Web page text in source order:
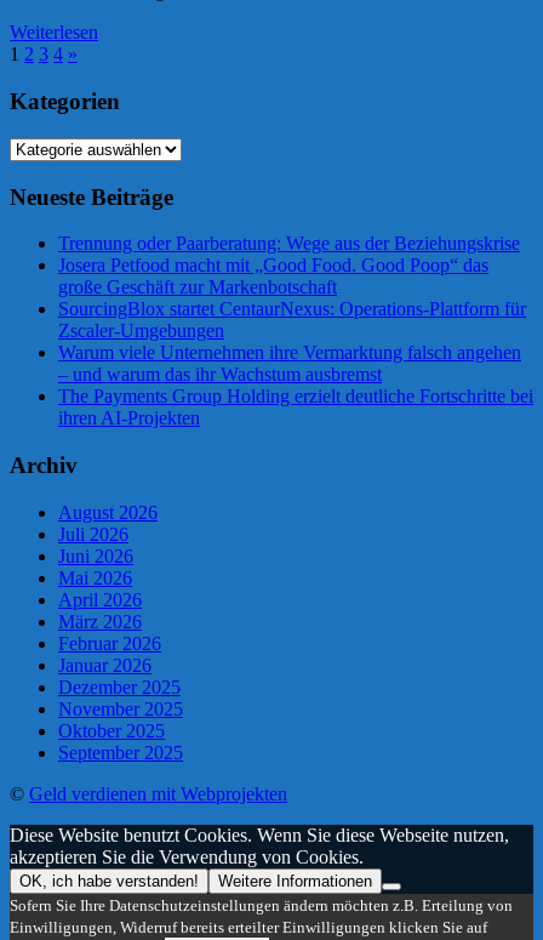
Weiterlesen
Seitennummerierung
der
Beiträge
1 2 3 4 Nächste
»
Kategorien
Kategorien
Neueste Beiträge
Trennung oder Paarberatung: Wege aus der Beziehungskrise
Josera Petfood macht mit „Good Food. Good Poop“ das
große Geschäft zur Markenbotschaft
SourcingBlox startet CentaurNexus: Operations-Plattform für
Zscaler-Umgebungen
Warum viele Unternehmen ihre Vermarktung falsch angehen
– und warum das ihr Wachstum ausbremst
The Payments Group Holding erzielt deutliche Fortschritte bei
ihren AI-Projekten
Archiv
August 2026
Juli 2026
Juni 2026
Mai 2026
April 2026
März 2026
Februar 2026
Januar 2026
Dezember 2025
November 2025
Oktober 2025
September 2025
© Geld verdienen mit Webprojekten
Diese Website benutzt Cookies. Wenn Sie diese Webseite nutzen,
akzeptieren Sie die Verwendung von Cookies.
OK, ich habe verstanden!
Weitere Informationen
Sofern Sie Ihre Datenschutzeinstellungen ändern möchten z.B. Erteilung von
Einwilligungen, Widerruf bereits erteilter Einwilligungen klicken Sie auf